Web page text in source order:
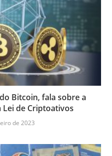
Bitcoin, fala sobre a
de Criptoativos
de 2023